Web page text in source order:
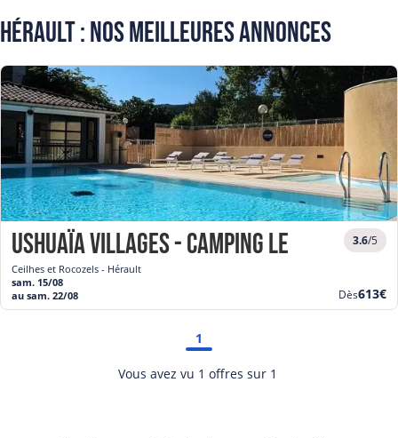
Hérault : Nos meilleures annonces
Ushuaïa Villages - Camping Le Village
Ceilhes et Rocozels - Hérault
3.6/5
sam. 15/08
au sam. 22/08
Dès
prix
613€
1
Vous avez vu 1 offres sur 1